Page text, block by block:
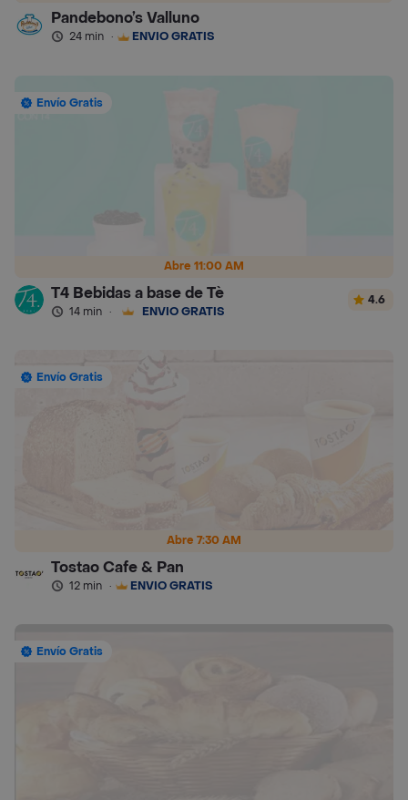
Pandebono’s Valluno
24 min · ENVÍO GRATIS
Abre 11:00 AM
Envío Gratis
T4 Bebidas a base de Tè
14 min · ENVÍO GRATIS
4.6
Abre 7:30 AM
Envío Gratis
Tostao Cafe & Pan
12 min · ENVÍO GRATIS
Envío Gratis